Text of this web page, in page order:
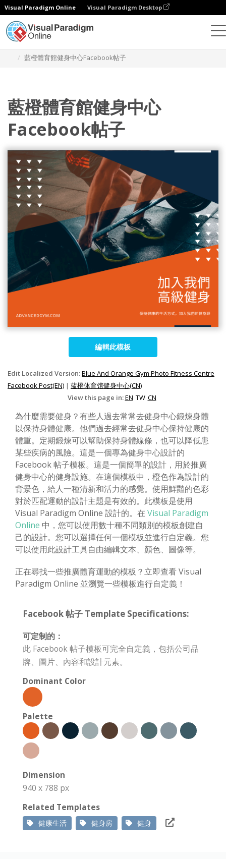
Visual Paradigm Online Visual Paradigm Desktop
藍橙體育館健身中心Facebook帖子
藍橙體育館健身中心
Facebook帖子
編輯此模板
Edit Localized Version:Blue And Orange Gym Photo Fitness Centre
Facebook Post(EN) | 蓝橙体育馆健身中心(CN)
View this page in:EN TW CN
為什麼需要健身？有些人過去常常去健身中心鍛煉身體
以保持身體健康。他們過去經常去健身中心保持健康的
體重。定期鍛煉可以幫助保持身體線條，也可以降低患
某些疾病的風險。這是一個專為健身中心設計的
Facebook 帖子模板。這是一個簡單的設計，用於推廣
健身中心的健身設施。在這個模板中，橙色作為設計的
背景色，給人一種清新和活力的感覺。使用鮮豔的色彩
對於匹配運動的設計主題是有效的。此模板是使用
Visual Paradigm Online 設計的。在Visual Paradigm
Online 中，您可以使用數十種不同類別的模板創建自
己的設計。您可以選擇任何一個模板並進行自定義。您
可以使用此設計工具自由編輯文本、顏色、圖像等。
正在尋找一些推廣體育運動的模板？立即查看 Visual
Paradigm Online 並瀏覽一些模板進行自定義！
Facebook 帖子 Template Specifications:
可定制的：
此 Facebook 帖子模板可完全自定義，包括公司品
牌、圖片、內容和設計元素。
Dominant Color
Palette
Dimension
940 x 788 px
Related Templates
健康生活 健身房 健身